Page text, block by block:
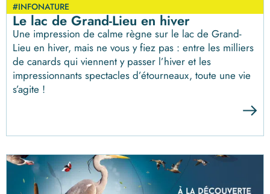
#INFONATURE
Le lac de Grand-Lieu en hiver
Une impression de calme règne sur le lac de Grand-
Lieu en hiver, mais ne vous y fiez pas : entre les milliers
de canards qui viennent y passer l’hiver et les
impressionnants spectacles d’étourneaux, toute une vie
s’agite !